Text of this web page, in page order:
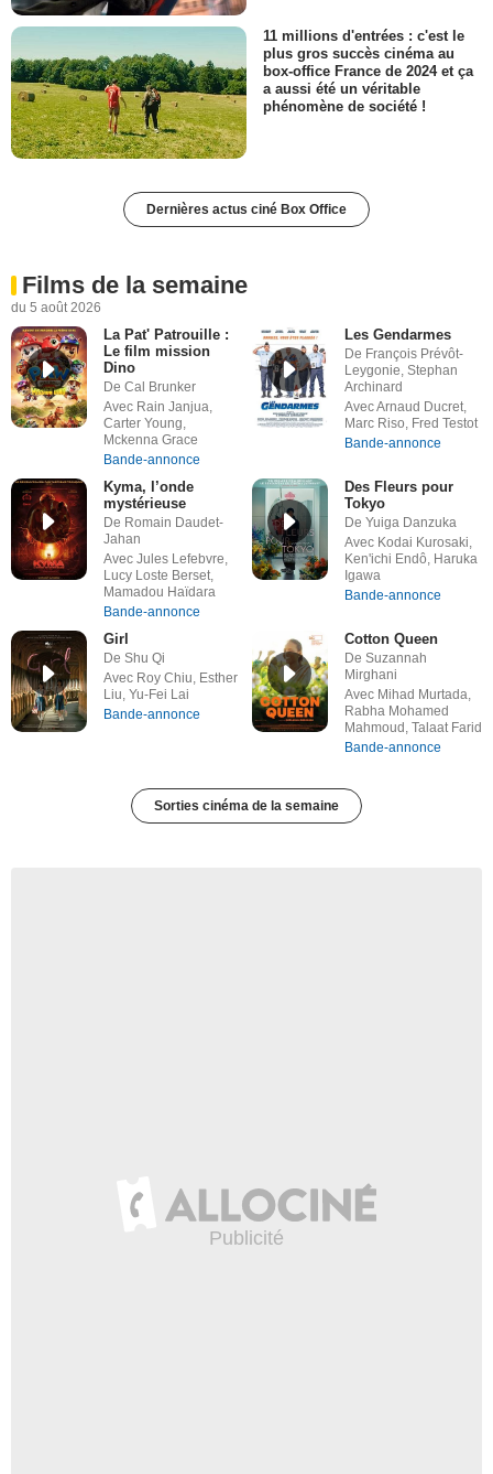
11 millions d'entrées : c'est le
plus gros succès cinéma au
box-office France de 2024 et ça
a aussi été un véritable
phénomène de société !
Dernières actus ciné Box Office
Films de la semaine
du 5 août 2026
La Pat' Patrouille :
Le film mission
Dino
De Cal Brunker
Avec Rain Janjua,
Carter Young,
Mckenna Grace
Bande-annonce
Les Gendarmes
De François Prévôt-
Leygonie, Stephan
Archinard
Avec Arnaud Ducret,
Marc Riso, Fred Testot
Bande-annonce
Kyma, l’onde
mystérieuse
De Romain Daudet-
Jahan
Avec Jules Lefebvre,
Lucy Loste Berset,
Mamadou Haïdara
Bande-annonce
Des Fleurs pour
Tokyo
De Yuiga Danzuka
Avec Kodai Kurosaki,
Ken'ichi Endô, Haruka
Igawa
Bande-annonce
Girl
De Shu Qi
Avec Roy Chiu, Esther
Liu, Yu-Fei Lai
Bande-annonce
Cotton Queen
De Suzannah
Mirghani
Avec Mihad Murtada,
Rabha Mohamed
Mahmoud, Talaat Farid
Bande-annonce
Sorties cinéma de la semaine